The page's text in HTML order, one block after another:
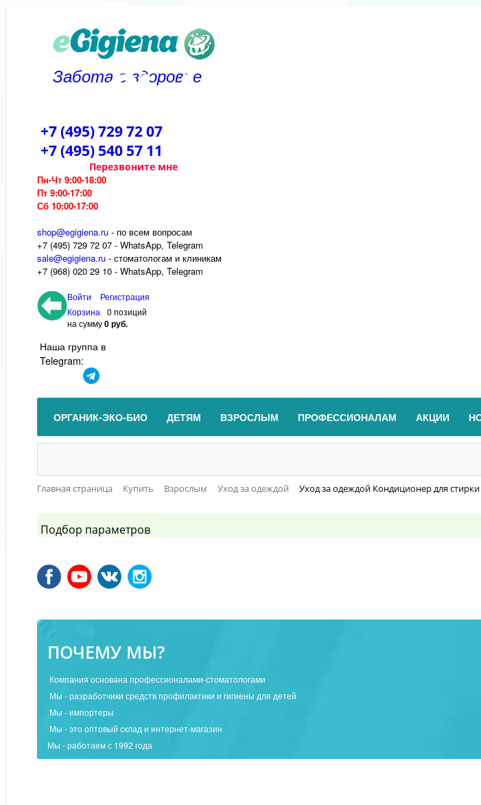
Забота о здоровье
+7 (495) 729 72 07
+7 (495) 540 57 11
Перезвоните мне
Пн-Чт 9:00-18:00
Пт 9:00-17:00
Сб 10:00-17:00
shop@egigiena.ru - по всем вопросам
‎+7 (495) 729 72 07 - WhatsApp, Telegram
sale@egigiena.ru - стоматологам и клиникам
+7 (968) 020 29 10 - WhatsApp, Telegram
Войти
Регистрация
Корзина
0 позиций
на сумму0 руб.
Наша группа в
Telegram:
ОРГАНИК-ЭКО-БИО ДЕТЯМ ВЗРОСЛЫМ ПРОФЕССИОНАЛАМ АКЦИИ
Главная страница Купить Взрослым Уход за одеждой Уход за одеждой Кондиционер для
Подбор параметров
ПОЧЕМУ МЫ?
Компания основана профессионалами-стоматологами
Мы - разработчики средств профилактики и гигиены для детей
Мы - импортеры
Мы - это оптовый склад и интернет-магазин
Мы - работаем с 1992 года